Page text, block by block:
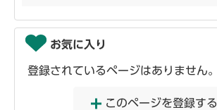
お気に入り
登録されているページはありません。
このページを登録する